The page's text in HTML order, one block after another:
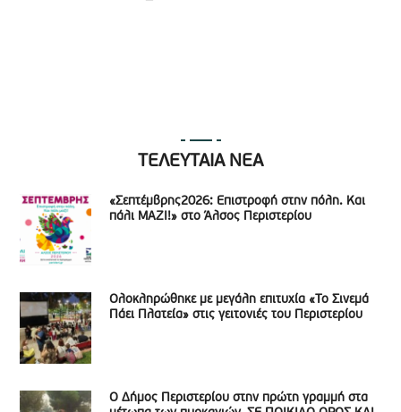
ΤΕΛΕΥΤΑΙΑ ΝΕΑ
«Σεπτέμβρης2026: Επιστροφή στην πόλη. Και
πάλι ΜΑΖΙ!» στο Άλσος Περιστερίου
Ολοκληρώθηκε με μεγάλη επιτυχία «Το Σινεμά
Πάει Πλατεία» στις γειτονιές του Περιστερίου
Ο Δήμος Περιστερίου στην πρώτη γραμμή στα